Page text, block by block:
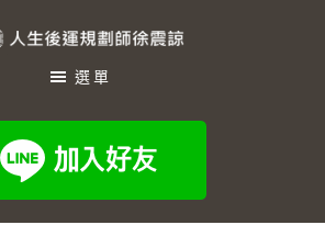
選單